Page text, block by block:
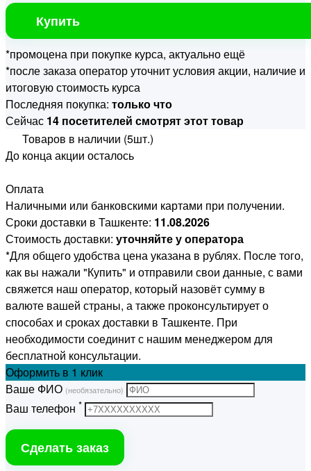
Купить
*промоцена при покупке курса, актуально ещё
*после заказа оператор уточнит условия акции, наличие и
итоговую стоимость курса
Последняя покупка: только что
Сейчас 14 посетителей смотрят этот товар
Товаров в наличии (5шт.)
До конца акции осталось
Оплата
Наличными или банковскими картами при получении.
Сроки доставки в Ташкенте: 11.08.2026
Стоимость доставки: уточняйте у оператора
*Для общего удобства цена указана в рублях. После того,
как вы нажали "Купить" и отправили свои данные, с вами
свяжется наш оператор, который назовёт сумму в
валюте вашей страны, а также проконсультирует о
способах и сроках доставки в Ташкенте. При
необходимости соединит с нашим менеджером для
бесплатной консультации.
Оформить в 1 клик
Ваше ФИО (необязательно)
Ваш телефон *
Сделать заказ